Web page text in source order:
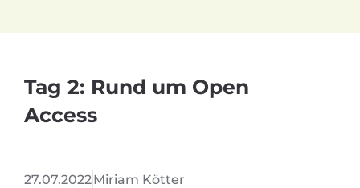
Tag 2: Rund um Open
Access
27.07.2022Miriam Kötter